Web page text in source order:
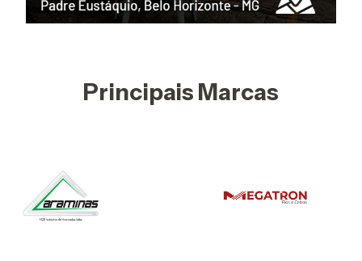
Principais Marcas